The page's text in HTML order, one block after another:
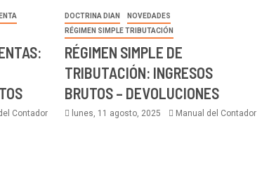
Contador
DOCTRINA DIAN
NOVEDADES
RÉGIMEN SIMPLE TRIBUTACIÓN
RÉGIMEN SIMPLE DE
TRIBUTACIÓN: INGRESOS
BRUTOS – DEVOLUCIONES
lunes, 11 agosto, 2025 Manual del Contador